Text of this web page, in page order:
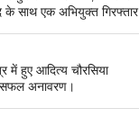
के साथ एक अभियुक्त गिरफ्तार
में हुए आदित्य चौरसिया
सफल अनावरण।